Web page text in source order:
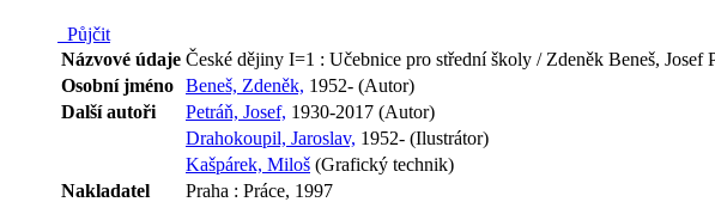
Půjčit
Názvové údaje České dějiny I=1 : Učebnice pro střední školy / Zdeněk Beneš,
Osobní jméno Beneš, Zdeněk, 1952- (Autor)
Další autoři
Petráň, Josef, 1930-2017 (Autor)
Drahokoupil, Jaroslav, 1952- (Ilustrátor)
Kašpárek, Miloš (Grafický technik)
Nakladatel
Praha : Práce, 1997